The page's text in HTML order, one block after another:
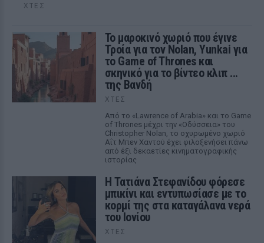
ΧΤΕΣ
Το μαροκινό χωριό που έγινε
Τροία για τον Nolan, Yunkai για
το Game of Thrones και
σκηνικό για το βίντεο κλιπ ...
της Βανδή
ΧΤΕΣ
Από το «Lawrence of Arabia» και το Game
of Thrones μέχρι την «Οδύσσεια» του
Christopher Nolan, το οχυρωμένο χωριό
Αΐτ Μπεν Χαντού έχει φιλοξενήσει πάνω
από έξι δεκαετίες κινηματογραφικής
ιστορίας
Η Τατιάνα Στεφανίδου φόρεσε
μπικίνι και εντυπωσίασε με το
κορμί της στα καταγάλανα νερά
του Ιονίου
ΧΤΕΣ